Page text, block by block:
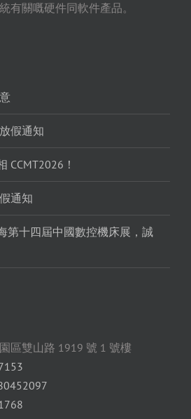
有關嘅硬件同軟件產品。
假通知
CCMT2026！
通知
第十四屆中國數控機床展，誠
區雙山路 1919 號 1 號樓